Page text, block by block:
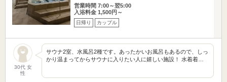
営業時間 7:00～翌5:00
入浴料金 1,500円～
日帰り カップル
30代 女
性
サウナ2室、水風呂2種です。あったかいお風呂もあるので、しっ
かり温まってからサウナに入りたい人に嬉しい施設！ 水着着…